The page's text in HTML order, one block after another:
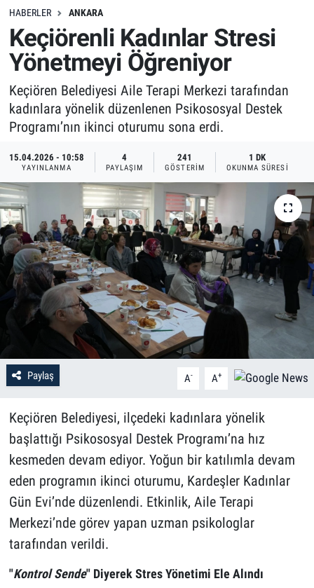
HABERLER ANKARA
Keçiörenli Kadınlar Stresi
Yönetmeyi Öğreniyor
Keçiören Belediyesi Aile Terapi Merkezi tarafından
kadınlara yönelik düzenlenen Psikososyal Destek
Programı’nın ikinci oturumu sona erdi.
15.04.2026 - 10:58
YAYINLANMA
4
PAYLAŞIM
241
GÖSTERIM
1 DK
OKUNMA SÜRESI
Paylaş A- A+
Keçiören Belediyesi, ilçedeki kadınlara yönelik
başlattığı Psikososyal Destek Programı’na hız
kesmeden devam ediyor. Yoğun bir katılımla devam
eden programın ikinci oturumu, Kardeşler Kadınlar
Gün Evi’nde düzenlendi. Etkinlik, Aile Terapi
Merkezi’nde görev yapan uzman psikologlar
tarafından verildi.
"Kontrol Sende" Diyerek Stres Yönetimi Ele Alındı